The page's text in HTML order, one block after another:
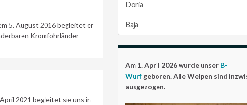
5. August 2016 begleitet er
Kromfohrländer-
2021 begleitet sie uns in
Doria
Baja
Am 1. April 2026 wurde unser B-
Wurf geboren. Alle Welpen sind
ausgezogen.